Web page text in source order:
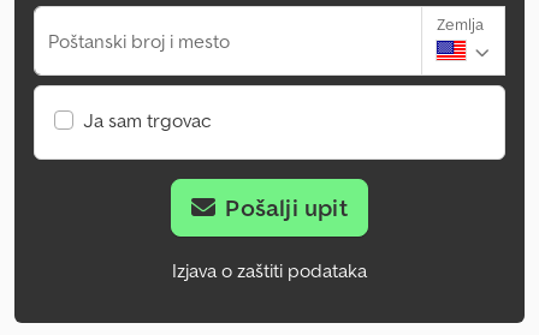
Poštanski broj i mesto
Zemlja
Ja sam trgovac
Pošalji upit
Izjava o zaštiti podataka